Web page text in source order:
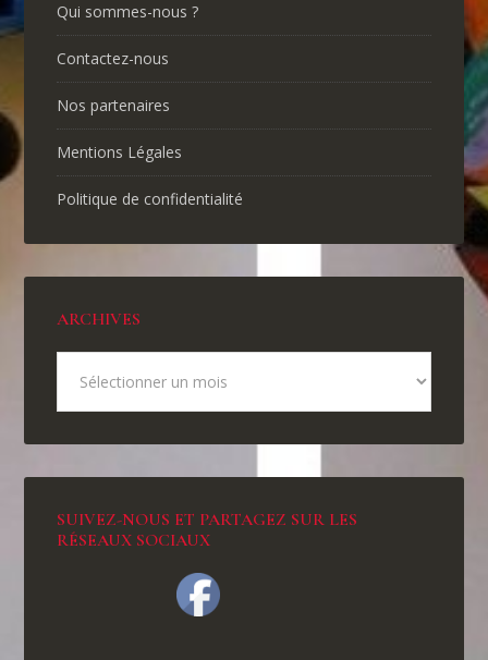
Qui sommes-nous ?
Contactez-nous
Nos partenaires
Mentions Légales
Politique de confidentialité
ARCHIVES
SUIVEZ-NOUS ET PARTAGEZ SUR LES
RÉSEAUX SOCIAUX